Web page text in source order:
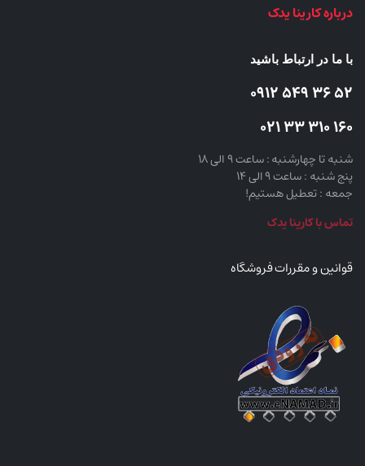
درباره کارینا یدک
با ما در ارتباط باشید
52 36 549 0912
160 310 33 021
شنبه تا چهارشنبه : ساعت 9 الی 18
پنج شنبه : ساعت 9 الی 14
جمعه : تعطیل هستیم!
تماس با کارینا یدک
قوانین و مقررات فروشگاه